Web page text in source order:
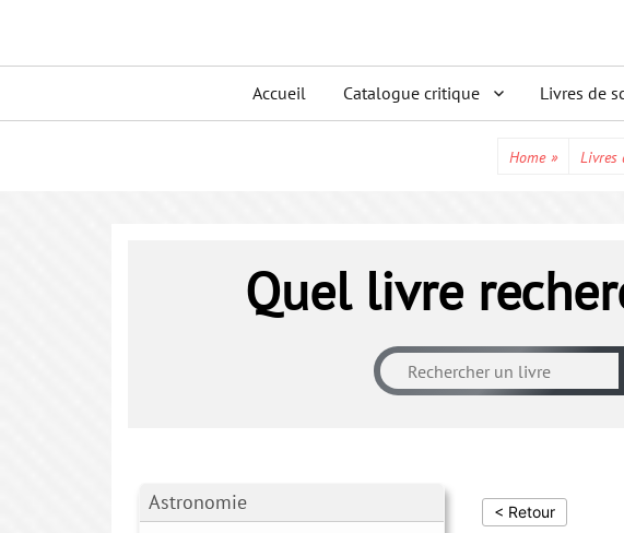
menu
Accueil Catalogue critique Livres de
Home » Livres
Quel livre
Astronomie < Retour